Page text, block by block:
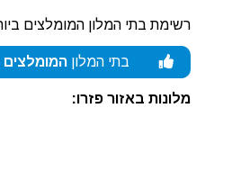
רשימת בתי המלון המומלצים
בתי המלון המומלצים
מלונות באזור פזרו: